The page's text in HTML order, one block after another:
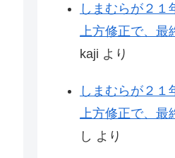
しまむらが２１
上方修正で、
kaji より
しまむらが２１
上方修正で、
し より